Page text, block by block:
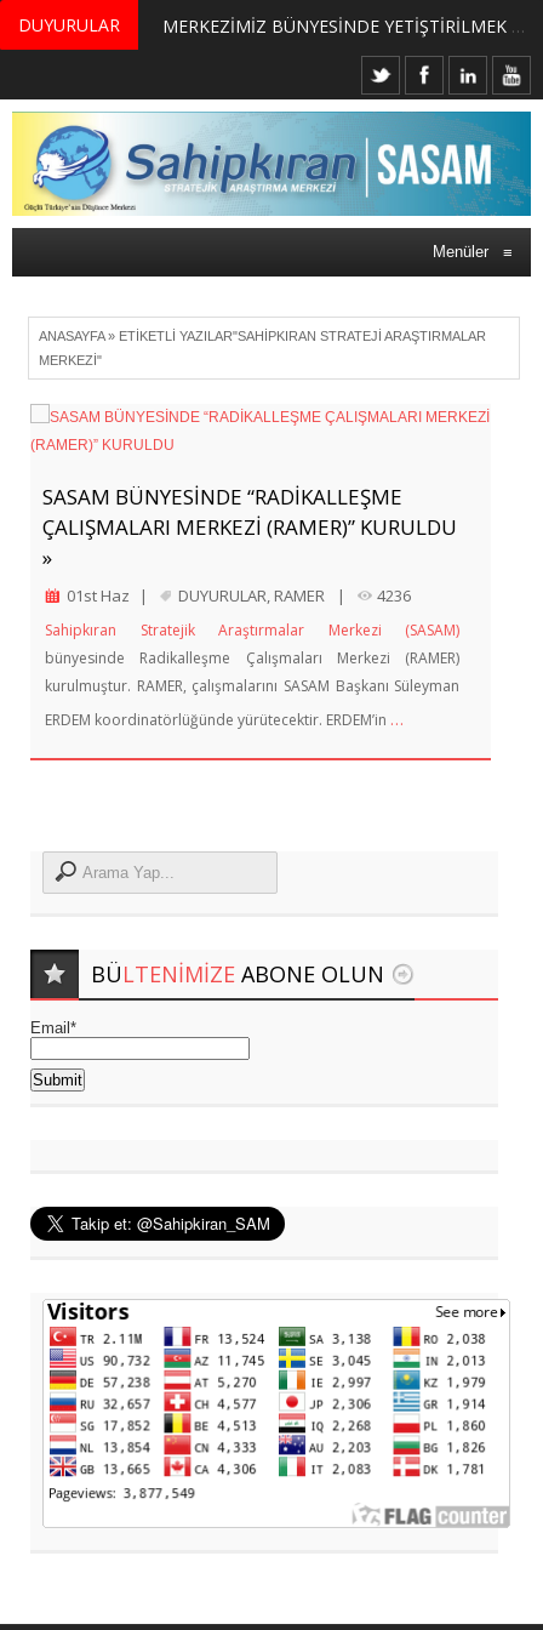
DUYURULAR MERKEZİMİZ BÜNYESİNDE YETİŞTİRİLMEK ÜZERE GÖNÜLLÜ ÜLKE MASASI UZMANI VE UZMAN ADAYLARI ARIYORUZ
Menüler ≡
ANASAYFA» ETIKETLI YAZILAR"SAHIPKIRAN STRATEJI ARAŞTIRMALAR
MERKEZI"
SASAM BÜNYESİNDE “RADİKALLEŞME
ÇALIŞMALARI MERKEZİ (RAMER)” KURULDU
»
01st Haz | DUYURULAR RAMER | 4236
Sahipkıran Stratejik Araştırmalar Merkezi (SASAM)
bünyesinde Radikalleşme Çalışmaları Merkezi (RAMER)
kurulmuştur. RAMER, çalışmalarını SASAM Başkanı Süleyman
ERDEM koordinatörlüğünde yürütecektir. ERDEM’in …
BÜLTENIMIZE ABONE OLUN
Email*